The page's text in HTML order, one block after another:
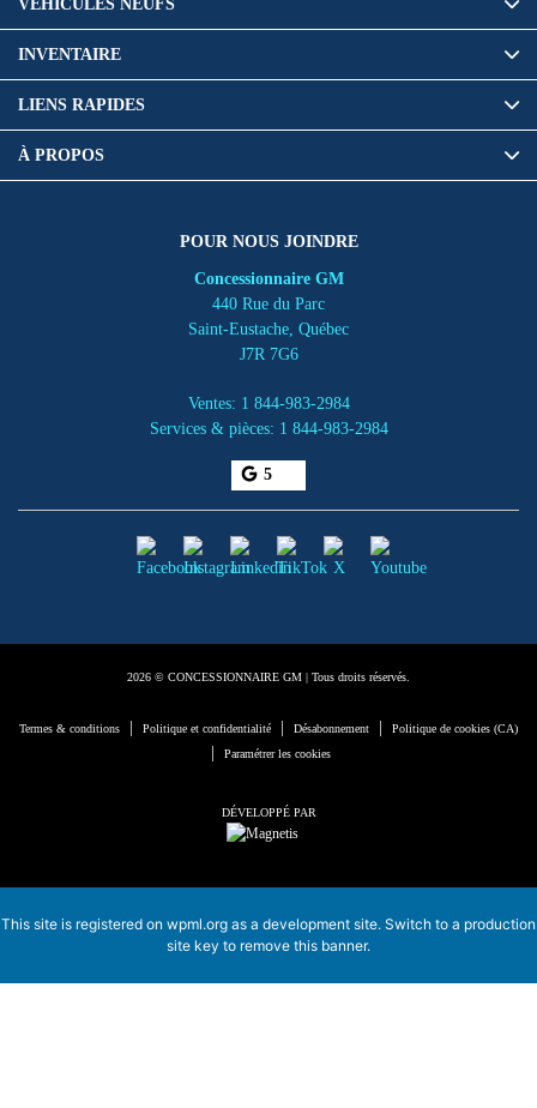
POUR NOUS JOINDRE
Concessionnaire GM
440 Rue du Parc
Saint-Eustache Québec
J7R 7G6
Ventes: 1 844-983-2984
Services & pièces: 1 844-983-2984
5
VÉHICULES NEUFS
INVENTAIRE
LIENS RAPIDES
À PROPOS
2026 © CONCESSIONNAIRE GM | Tous droits réservés.
Termes & conditions | Politique et confidentialité | Désabonnement | Politique de cookies (CA)
| Paramétrer les cookies
DÉVELOPPÉ PAR
This site is registered on wpml.org as a development site. Switch to a production
site key to remove this banner.